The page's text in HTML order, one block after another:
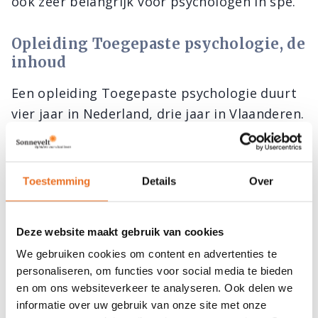
Toestemming Details Over
Deze website maakt gebruik van cookies
We gebruiken cookies om content en advertenties te
personaliseren, om functies voor social media te bieden
en om ons websiteverkeer te analyseren. Ook delen we
informatie over uw gebruik van onze site met onze
Opleiding Toegepaste psychologie, de
inhoud
Een opleiding Toegepaste psychologie duurt
vier jaar in Nederland, drie jaar in Vlaanderen.
Meestal is de opleiding alleen in voltijd te
volgen. Over het algemeen wordt de opleiding
als vrij zwaar ervaren. Vakken als
Organisatiekunde, Klinische psychologie en
Engelstalige literatuur moet doorspitten, zijn
zeer pittig en vergen veel
doorzettingsvermogen.
Toegepaste psychologie is een prachtige